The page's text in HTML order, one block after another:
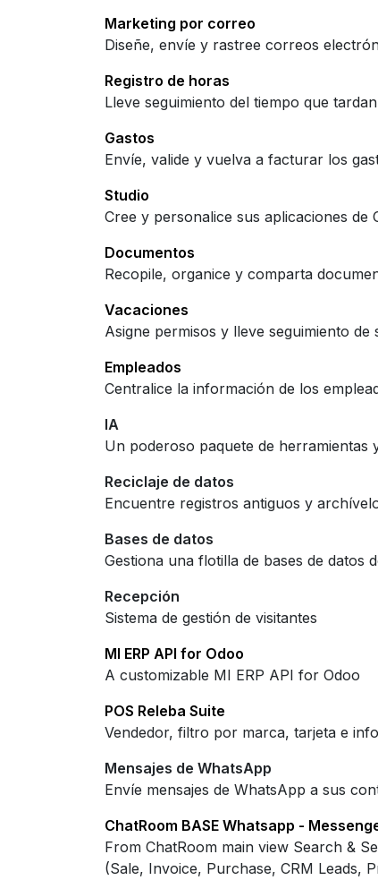
Marketing por correo
Diseñe, envíe y rastree correos
Registro de horas
Lleve seguimiento del tiempo que
Gastos
Envíe, valide y vuelva a facturar los
Studio
Cree y personalice sus aplicaciones de
Documentos
Recopile, organice y comparta
Vacaciones
Asigne permisos y lleve seguimiento de
Empleados
Centralice la información de los
IA
Un poderoso paquete de herramientas
Reciclaje de datos
Encuentre registros antiguos y
Bases de datos
Gestiona una flotilla de bases de datos
Recepción
Sistema de gestión de visitantes
MI ERP API for Odoo
A customizable MI ERP API for Odoo
POS Releba Suite
Vendedor, filtro por marca, tarjeta e
Mensajes de WhatsApp
Envíe mensajes de WhatsApp a sus
ChatRoom BASE Whatsapp -
From ChatRoom main view Search &
(Sale, Invoice, Purchase, CRM Leads,